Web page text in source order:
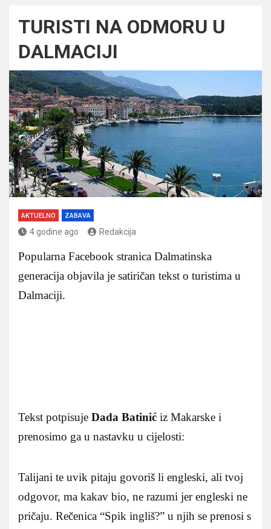
TURISTI NA ODMORU U
DALMACIJI
AKTUELNO ZABAVA
4 godine ago Redakcija
Popularna Facebook stranica Dalmatinska
generacija objavila je satiričan tekst o turistima u
Dalmaciji.
Tekst potpisuje Dada Batinić iz Makarske i
prenosimo ga u nastavku u cijelosti:
Talijani te uvik pitaju govoriš li engleski, ali tvoj
odgovor, ma kakav bio, ne razumi jer engleski ne
pričaju. Rečenica “Spik ingliš?” u njih se prenosi s